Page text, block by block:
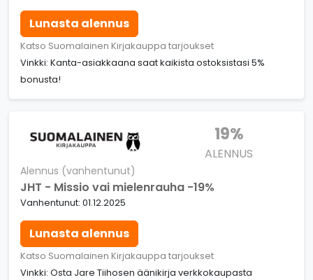
Lunasta alennus
Katso Suomalainen Kirjakauppa tarjoukset
Vinkki: Kanta-asiakkaana saat kaikista ostoksistasi 5%
bonusta!
19%
ALENNUS
Alennus (vanhentunut)
JHT - Missio vai mielenrauha -19%
Vanhentunut: 01.12.2025
Lunasta alennus
Katso Suomalainen Kirjakauppa tarjoukset
Vinkki: Osta Jare Tiihosen äänikirja verkkokaupasta